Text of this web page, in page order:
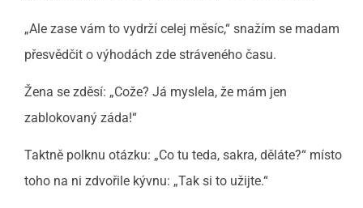
„Ale zase vám to vydrží celej měsíc,“ snažím se madam
přesvědčit o výhodách zde stráveného času.
Žena se zděsí: „Cože? Já myslela, že mám jen
zablokovaný záda!“
Taktně polknu otázku: „Co tu teda, sakra, děláte?“ místo
toho na ni zdvořile kývnu: „Tak si to užijte.“